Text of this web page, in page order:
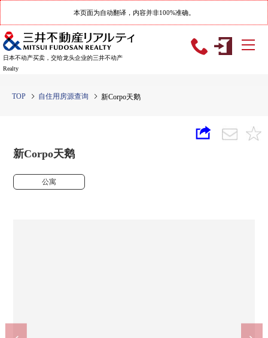
本页面为自动翻译，内容并非100%准确。
日本不动产买卖，交给龙头企业的三井不动产
Realty
TOP 自住用房源查询 新Corpo天鹅
新Corpo天鹅
公寓